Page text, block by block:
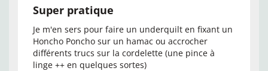
Super pratique
Je m'en sers pour faire un underquilt en fixant un
Honcho Poncho sur un hamac ou accrocher
différents trucs sur la cordelette (une pince à
linge ++ en quelques sortes)